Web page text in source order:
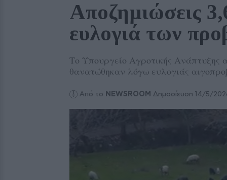
Αποζημιώσεις
ευλογιά των
Το Υπουργείο Αγροτικής Ανάπτυξης
θανατώθηκαν λόγω ευλογιάς
Από το NEWSROOM Δημοσίευση 14/5/